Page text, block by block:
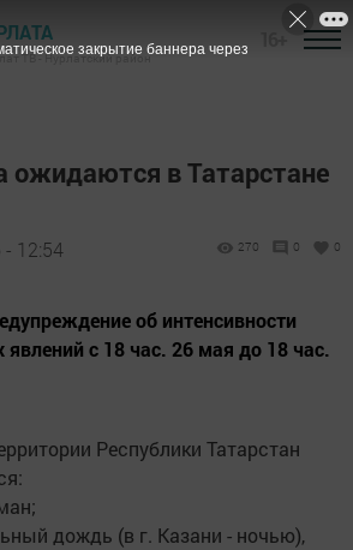
ТВ - Нурлатский район
ожидаются в Татарстане
12:54 270 0 0
об интенсивности
явлений с 18 час. 26 мая до 18 час.
Республики Татарстан
дождь (в г. Казани - ночью),
закрытие баннера через